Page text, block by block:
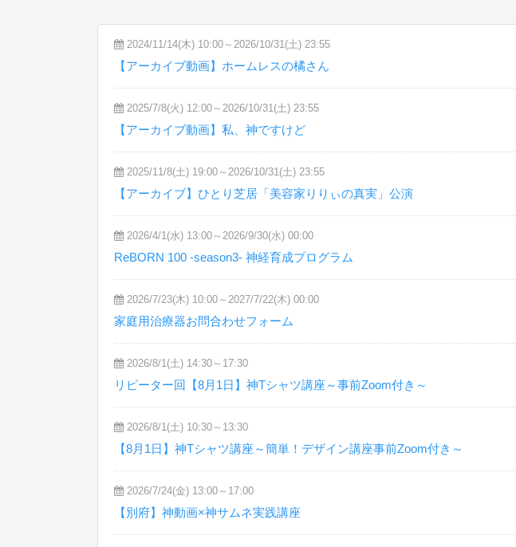
2024/11/14(木) 10:00～2026/10/31(土) 23:55
【アーカイブ動画】ホームレスの橘さん
2025/7/8(火) 12:00～2026/10/31(土) 23:55
【アーカイブ動画】私、神ですけど
2025/11/8(土) 19:00～2026/10/31(土) 23:55
【アーカイブ】ひとり芝居「美容家りりぃの真実」公演
2026/4/1(水) 13:00～2026/9/30(水) 00:00
ReBORN 100 -season3- 神経育成プログラム
2026/7/23(木) 10:00～2027/7/22(木) 00:00
家庭用治療器お問合わせフォーム
2026/8/1(土) 14:30～17:30
リピーター回【8月1日】神Tシャツ講座～事前Zoom付き～
2026/8/1(土) 10:30～13:30
【8月1日】神Tシャツ講座～簡単！デザイン講座事前Zoom付き～
2026/7/24(金) 13:00～17:00
【別府】神動画×神サムネ実践講座